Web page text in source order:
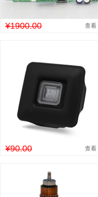
¥1900.00 查看
¥90.00 查看